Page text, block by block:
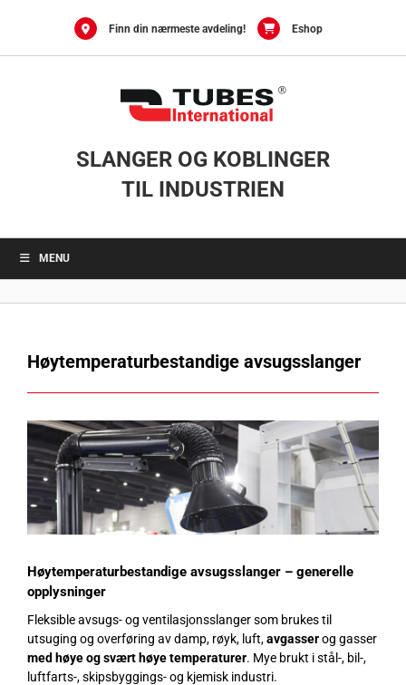
Finn din nærmeste avdeling! Eshop
SLANGER OG KOBLINGER
TIL INDUSTRIEN
MENU
Høytemperaturbestandige avsugsslanger
Høytemperaturbestandige avsugsslanger – generelle
opplysninger
Fleksible avsugs- og ventilasjonsslanger som brukes til
utsuging og overføring av damp, røyk, luft,avgasserog gasser
med høye og svært høye temperaturer. Mye brukt i stål-, bil-,
luftfarts-, skipsbyggings- og kjemisk industri.